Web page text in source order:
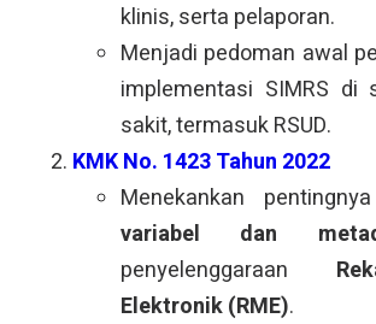
klinis, serta pelaporan.
Menjadi pedoman awal
implementasi SIMRS di
sakit, termasuk RSUD.
KMK No. 1423 Tahun 2022
Menekankan pentingnya
variabel dan
penyelenggaraan
Elektronik (RME).